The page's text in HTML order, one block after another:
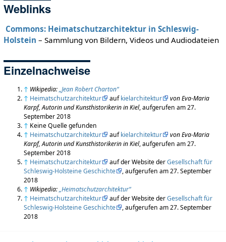
Weblinks
Commons: Heimatschutzarchitektur in Schleswig-
Holstein – Sammlung von Bildern, Videos und Audiodateien
Einzelnachweise
↑ Wikipedia:„Jean Robert Charton“
↑ Heimatschutzarchitektur aufkielarchitektur
von Eva-Maria
Karpf, Autorin und Kunsthistorikerin in Kiel, aufgerufen am 27.
September 2018
↑ Keine Quelle gefunden
↑ Heimatschutzarchitektur aufkielarchitektur
von Eva-Maria
Karpf, Autorin und Kunsthistorikerin in Kiel, aufgerufen am 27.
September 2018
↑ Heimatschutzarchitektur auf der Website derGesellschaft für
Schleswig-Holsteine Geschichte
, aufgerufen am 27. September
2018
↑ Wikipedia:„Heimatschutzarchitektur“
↑ Heimatschutzarchitektur auf der Website derGesellschaft für
Schleswig-Holsteine Geschichte
, aufgerufen am 27. September
2018